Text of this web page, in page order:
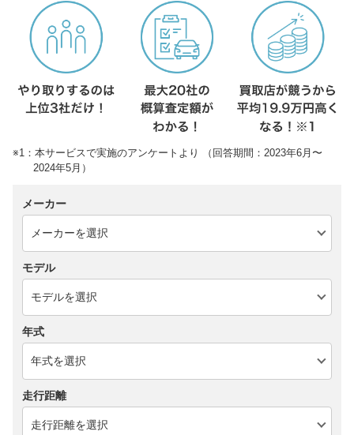
※1：本サービスで実施のアンケートより （回答期間：2023年6月〜
2024年5月）
メーカー
モデル
年式
走行距離